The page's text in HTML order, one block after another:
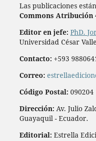
Las publicaciones
Commons Atribución
Editor en jefe: PhD.
Universidad César
Contacto:+593
Correo:
Código Postal:090204
Dirección:Av. Julio
Guayaquil - Ecuador.
Editorial:Estrella